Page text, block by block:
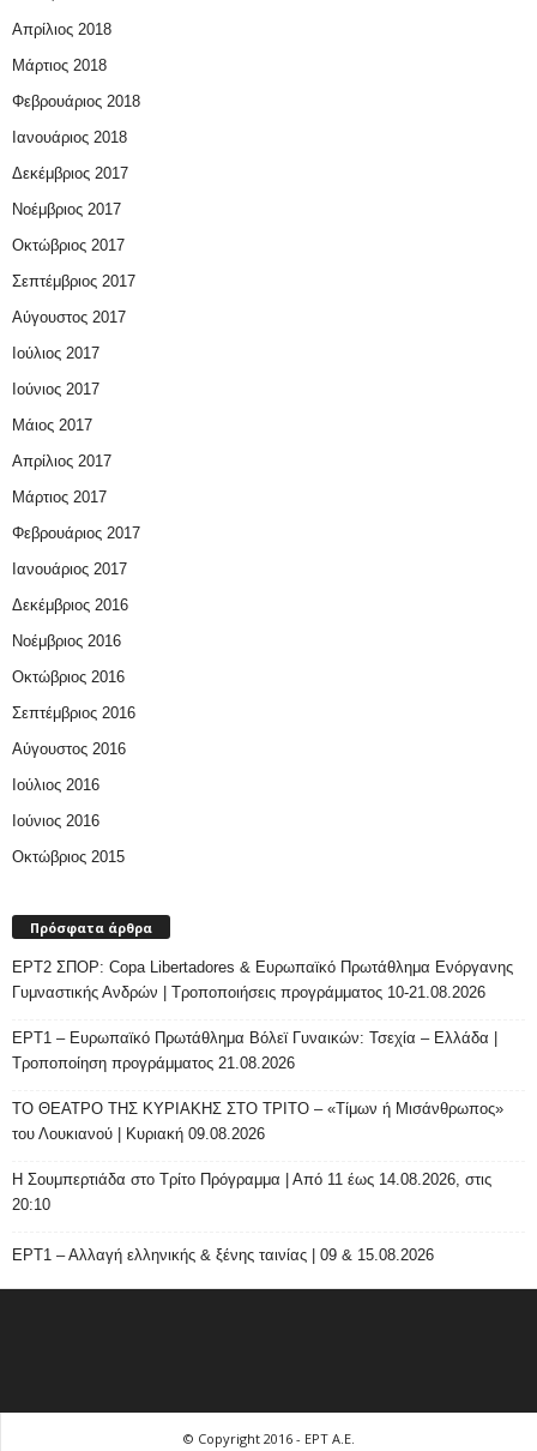
Απρίλιος 2018
Μάρτιος 2018
Φεβρουάριος 2018
Ιανουάριος 2018
Δεκέμβριος 2017
Νοέμβριος 2017
Οκτώβριος 2017
Σεπτέμβριος 2017
Αύγουστος 2017
Ιούλιος 2017
Ιούνιος 2017
Μάιος 2017
Απρίλιος 2017
Μάρτιος 2017
Φεβρουάριος 2017
Ιανουάριος 2017
Δεκέμβριος 2016
Νοέμβριος 2016
Οκτώβριος 2016
Σεπτέμβριος 2016
Αύγουστος 2016
Ιούλιος 2016
Ιούνιος 2016
Οκτώβριος 2015
Πρόσφατα άρθρα
ΕΡΤ2 ΣΠΟΡ: Copa Libertadores & Ευρωπαϊκό Πρωτάθλημα Ενόργανης
Γυμναστικής Ανδρών | Τροποποιήσεις προγράμματος 10-21.08.2026
ΕΡΤ1 – Ευρωπαϊκό Πρωτάθλημα Βόλεϊ Γυναικών: Τσεχία – Ελλάδα |
Τροποποίηση προγράμματος 21.08.2026
ΤΟ ΘΕΑΤΡΟ ΤΗΣ ΚΥΡΙΑΚΗΣ ΣΤΟ ΤΡΙΤΟ – «Τίμων ή Μισάνθρωπος»
του Λουκιανού | Κυριακή 09.08.2026
H Σουμπερτιάδα στο Τρίτο Πρόγραμμα | Από 11 έως 14.08.2026, στις
20:10
ΕΡΤ1 – Αλλαγή ελληνικής & ξένης ταινίας | 09 & 15.08.2026
© Copyright 2016 - ΕΡΤ Α.Ε.